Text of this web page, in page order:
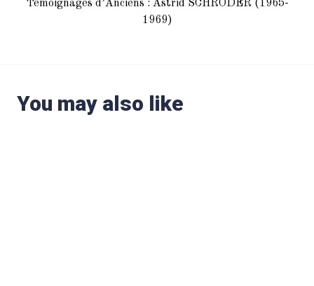
Témoignages d’Anciens : Astrid SCHRODER (1965-
1969)
You may also like